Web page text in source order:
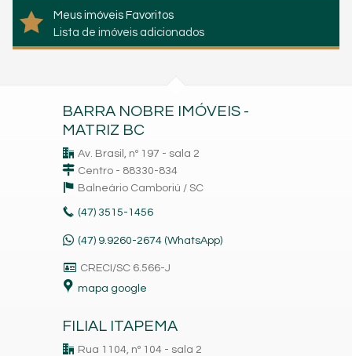
Meus imóveis Favoritos
Lista de imóveis adicionados
BARRA NOBRE IMÓVEIS -
MATRIZ BC
Av. Brasil, nº 197 - sala 2
Centro - 88330-834
Balneário Camboriú / SC
(47) 3515-1456
(47) 9.9260-2674 (WhatsApp)
CRECI/SC 6.566-J
mapa google
FILIAL ITAPEMA
Rua 1104, nº 104 - sala 2